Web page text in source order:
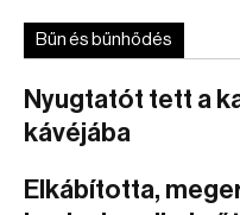
Bűn és bűnhődés
Nyugtatót tett a
kávéjába
Elkábította,